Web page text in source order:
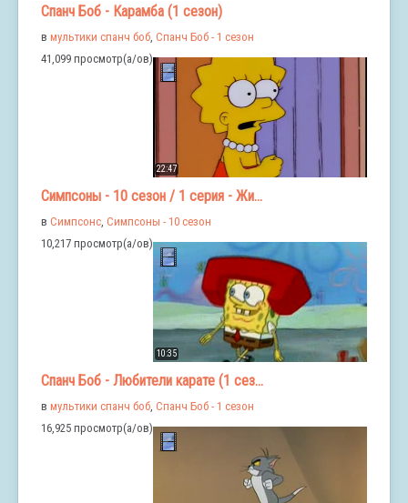
Спанч Боб - Карамба (1 сезон)
в мультики спанч боб, Спанч Боб - 1 сезон
41,099 просмотр(а/ов)
22:47
Симпсоны - 10 сезон / 1 серия - Жи...
в Симпсонс, Симпсоны - 10 сезон
10,217 просмотр(а/ов)
10:35
Спанч Боб - Любители карате (1 сез...
в мультики спанч боб Спанч Боб - 1 сезон
16,925 просмотр(а/ов)